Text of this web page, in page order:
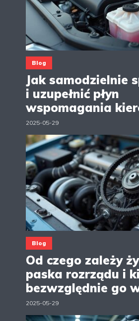
Blog
Jak samodzielnie
i uzupełnić płyn
wspomagania
2025-05-29
Blog
Od czego zależy
paska rozrządu i
bezwzględnie go
2025-05-29